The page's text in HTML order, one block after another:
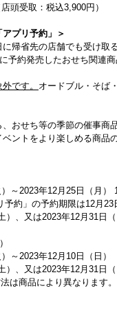
店頭受取：税込3,900円）
プリ予約」＞
帰省先の店舗でも受け取
予約発売したおせち関連
です。 オードブル・そば
おせち等の季節の催事商
ントをより楽しめる商品
～2023年12月25日（月）
約」の予約期限は12月23
）、又は2023年12月31日
～2023年12月10日（日）
、又は2023年12月31日（
は商品により異なります